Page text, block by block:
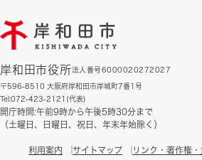
岸和田市役所法人番号6000020272027
〒596-8510 大阪府岸和田市岸城町7番1号
Tel:072-423-2121(代表)
開庁時間:午前9時から午後5時30分まで
（土曜日、日曜日、祝日、年末年始除く）
利用案内 サイトマップ リンク・著作権